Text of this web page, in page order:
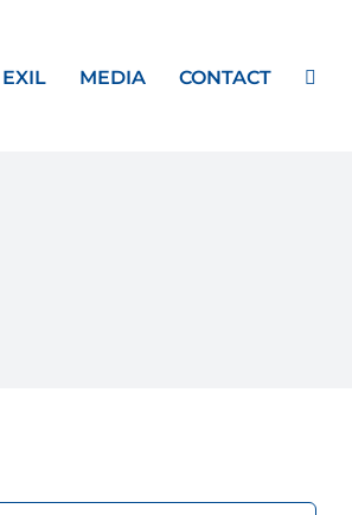
EXIL MEDIA CONTACT